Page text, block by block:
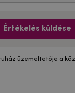
Értékelés küldése
üzemeltetője a